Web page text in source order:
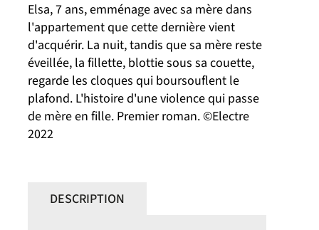
Elsa, 7 ans, emménage avec sa mère dans
l'appartement que cette dernière vient
d'acquérir. La nuit, tandis que sa mère reste
éveillée, la fillette, blottie sous sa couette,
regarde les cloques qui boursouflent le
plafond. L'histoire d'une violence qui passe
de mère en fille. Premier roman. ©Electre
2022
DESCRIPTION